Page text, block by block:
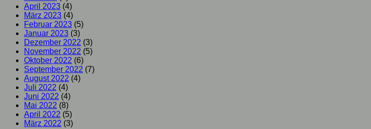
April 2023 (4)
März 2023 (4)
Februar 2023 (5)
Januar 2023 (3)
Dezember 2022 (3)
November 2022 (5)
Oktober 2022 (6)
September 2022 (7)
August 2022 (4)
Juli 2022 (4)
Juni 2022 (4)
Mai 2022 (8)
April 2022 (5)
März 2022 (3)